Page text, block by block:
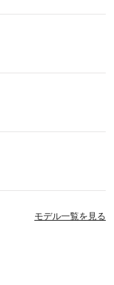
モデル一覧を見る